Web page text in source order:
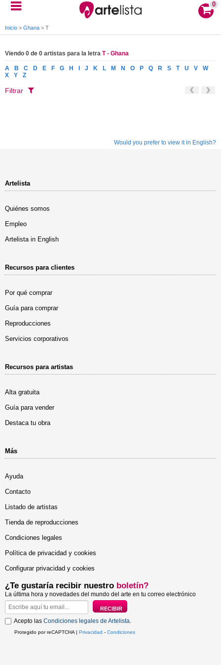
0
Inicio > Ghana > T
Viendo 0 de 0 artistas para la letra T - Ghana
A B C D E F G H J K L M N O P Q R S T U V
W
X
Y Z
Filtrar
Would you prefer to view it in English?
Artelista
Quiénes somos
Empleo
Artelista in English
Recursos para clientes
Por qué comprar
Guía para comprar
Reproducciones
Servicios corporativos
Recursos para artistas
Alta gratuita
Guía para vender
Destaca tu obra
Más
Ayuda
Contacto
Listado de artistas
Tienda de reproducciones
Condiciones legales
Política de privacidad y cookies
Configurar privacidad y cookies
¿Te gustaría recibir nuestro boletín?
La última hora y novedades del mundo del arte en tu correo electrónico
Acepto las Condiciones legales de Artelista.
Protegido por reCAPTCHA | Privacidad - Condiciones